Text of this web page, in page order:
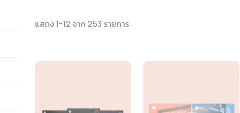
แสดง 1-12 จาก 253 รายการ